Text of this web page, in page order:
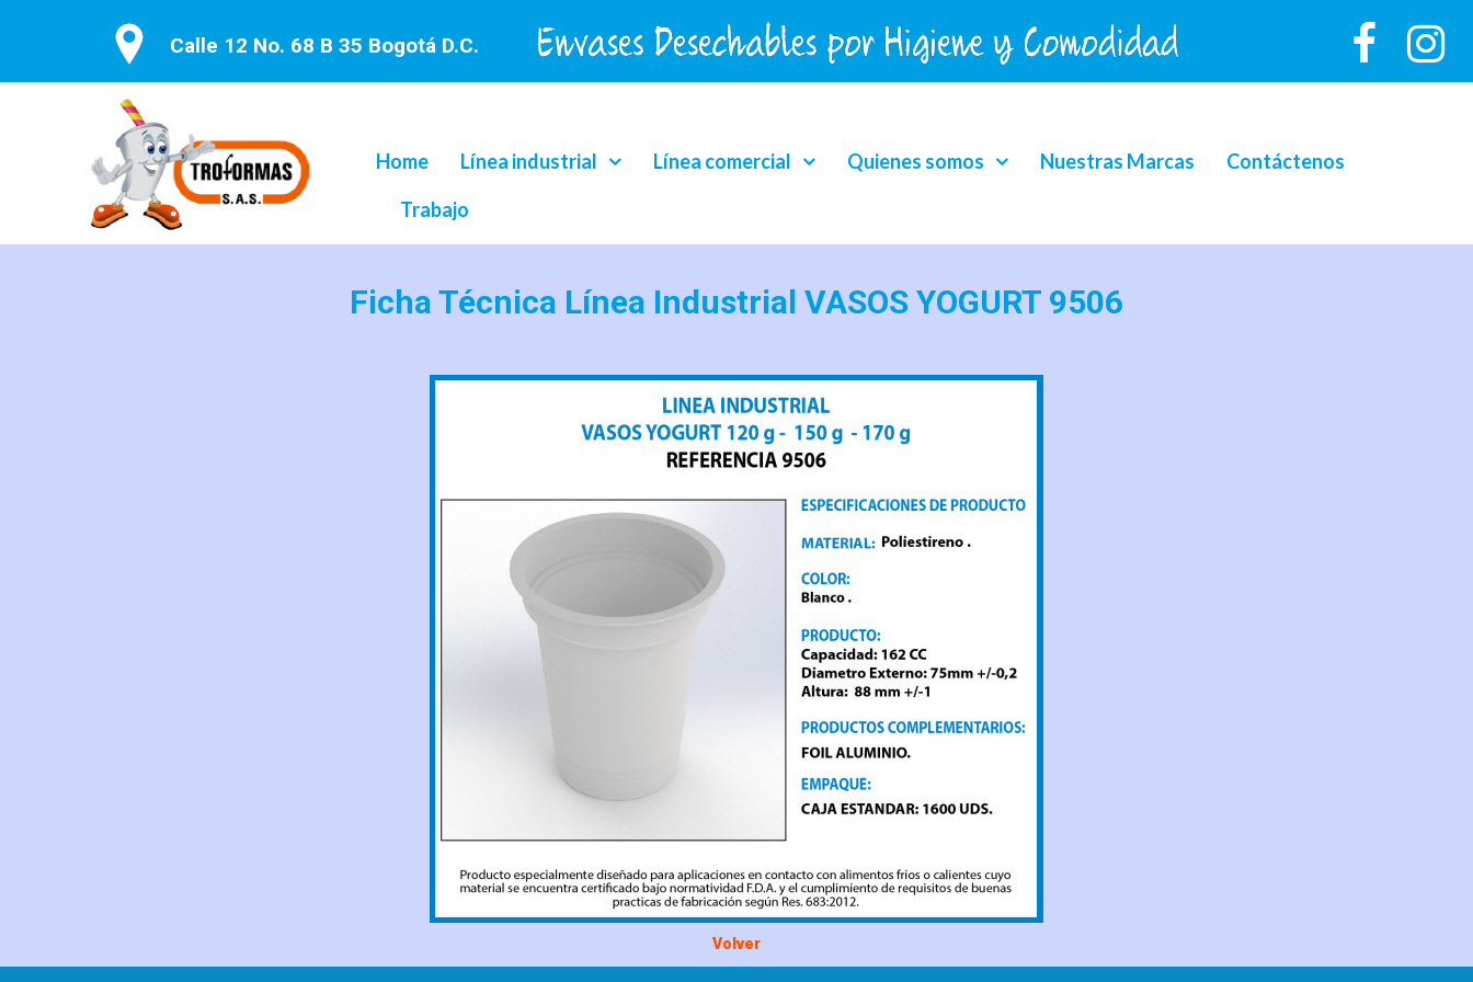
Calle 12 No. 68 B 35 Bogotá D.C.
Home Línea industrial Línea comercial Quienes somos Nuestras Marcas
Contáctenos
Trabajo
Ficha Técnica Línea Industrial VASOS YOGURT 9506
Volver